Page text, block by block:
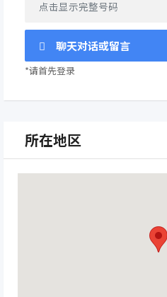
点击显示完整号码
聊天对话或留言
*请首先登录
所在地区